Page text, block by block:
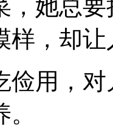
她总要
样，却
用，对